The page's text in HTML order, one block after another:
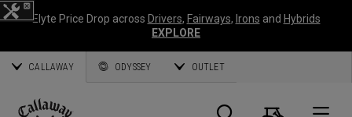
Elyte Price Drop across Drivers, Fairways, Irons and Hybrids
EXPLORE
CALLAWAY ODYSSEY OUTLET